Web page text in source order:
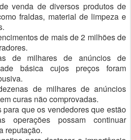
venda de diversos produtos de
fraldas, material de limpeza e
de mais de 2 milhões de
de milhares de anúncios de
básica cujos preços foram
de milhares de anúncios
curas não comprovadas.
que os vendedores que estão
operações possam continuar
reputação.